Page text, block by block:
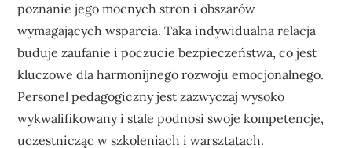
poznanie jego mocnych stron i obszarów
wymagających wsparcia. Taka indywidualna relacja
buduje zaufanie i poczucie bezpieczeństwa, co jest
kluczowe dla harmonijnego rozwoju emocjonalnego.
Personel pedagogiczny jest zazwyczaj wysoko
wykwalifikowany i stale podnosi swoje kompetencje,
uczestnicząc w szkoleniach i warsztatach.